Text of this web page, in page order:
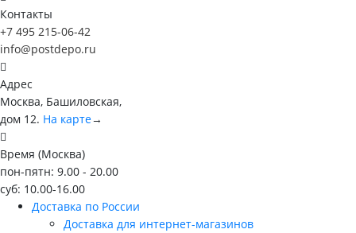
Контакты
+7 495 215-06-42
info@postdepo.ru
Адрес
Москва, Башиловская,
дом 12. На карте→
Время (Москва)
пон-пятн: 9.00 - 20.00
суб: 10.00-16.00
Доставка по России
Доставка для интернет-магазинов